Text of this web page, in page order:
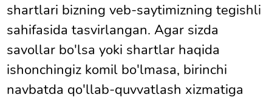
shartlari bizning veb-saytimizning tegishli
sahifasida tasvirlangan. Agar sizda
savollar bo'lsa yoki shartlar haqida
ishonchingiz komil bo'lmasa, birinchi
navbatda qo'llab-quvvatlash xizmatiga